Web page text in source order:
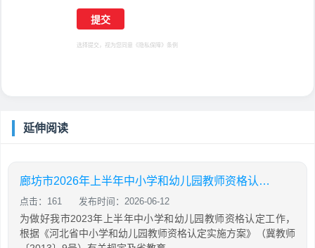
选择提交，视为您同意 《隐私保障》 条例
延伸阅读
廊坊市2026年上半年中小学和幼儿园教师资格认定公告
点击：161 发布时间：2026-06-12
为做好我市2023年上半年中小学和幼儿园教师资格认定工作，
根据《河北省中小学和幼儿园教师资格认定实施方案》（冀教师